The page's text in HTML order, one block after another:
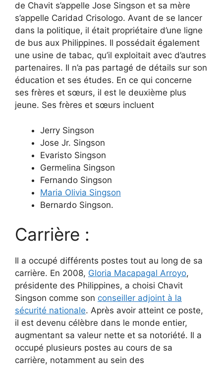
de Chavit s’appelle Jose Singson et sa mère
s’appelle Caridad Crisologo. Avant de se lancer
dans la politique, il était propriétaire d’une ligne
de bus aux Philippines. Il possédait également
une usine de tabac, qu’il exploitait avec d’autres
partenaires. Il n’a pas partagé de détails sur son
éducation et ses études. En ce qui concerne
ses frères et sœurs, il est le deuxième plus
jeune. Ses frères et sœurs incluent
Jerry Singson
Jose Jr. Singson
Evaristo Singson
Germelina Singson
Fernando Singson
Maria Olivia Singson
Bernardo Singson.
Carrière :
Il a occupé différents postes tout au long de sa
carrière. En 2008, Gloria Macapagal Arroyo,
présidente des Philippines, a choisi Chavit
Singson comme son conseiller adjoint à la
sécurité nationale. Après avoir atteint ce poste,
il est devenu célèbre dans le monde entier,
augmentant sa valeur nette et sa notoriété. Il a
occupé plusieurs postes au cours de sa
carrière, notamment au sein des